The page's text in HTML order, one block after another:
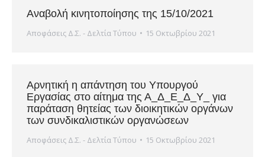
Αναβολή κινητοποίησης της 15/10/2021
Αποφάσεις Δ.Σ. - Δελτία Τύπου 15 Οκτωβρίου 2021
Αρνητική η απάντηση του Υπουργού
Εργασίας στο αίτημα της Α_Δ_Ε_Δ_Υ_ για
παράταση θητείας των διοικητικών οργάνων
των συνδικαλιστικών οργανώσεων
Αποφάσεις Δ.Σ. - Δελτία Τύπου 15 Οκτωβρίου 2021